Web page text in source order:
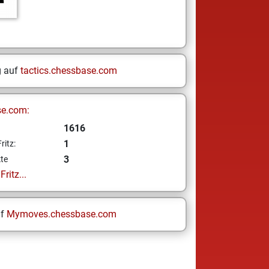
auf tactics.chessbase.com
1616
1
3
Mymoves.chessbase.com